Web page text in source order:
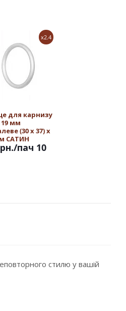
x2.4
для карнизу
мм
(30 х 37) х
САТИН
/пач 10
стилю у вашій